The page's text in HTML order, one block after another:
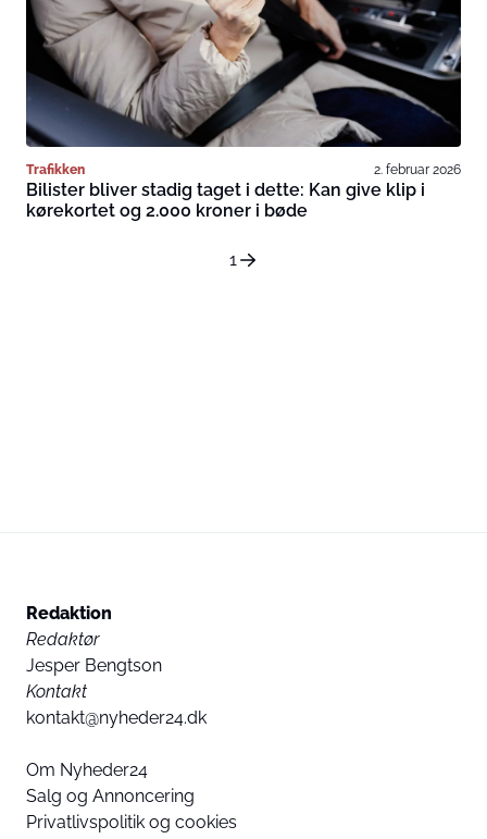
Trafikken 2. februar 2026
Bilister bliver stadig taget i dette: Kan give klip i
kørekortet og 2.000 kroner i bøde
1
Redaktion
Redaktør
Jesper Bengtson
Kontakt
kontakt@nyheder24.dk
Om Nyheder24
Salg og Annoncering
Privatlivspolitik og cookies